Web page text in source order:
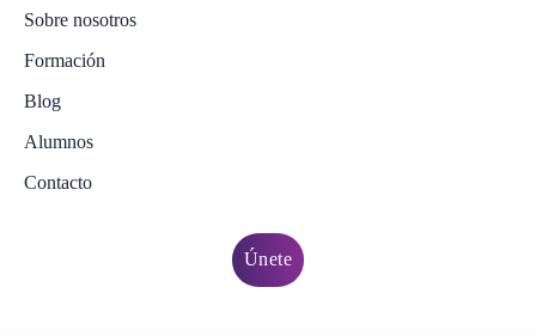
Sobre nosotros
Formación
Blog
Alumnos
Contacto
Únete